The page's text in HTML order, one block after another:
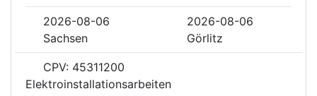
2026-08-06
2026-08-06
Sachsen
Görlitz
CPV: 45311200
Elektroinstallationsarbeiten